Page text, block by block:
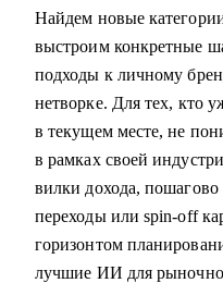
Найдем новые
выстроим конкретные
подходы к личному
нетворке. Для тех, кто
в текущем месте, не
в рамках своей
вилки дохода,
переходы или spin-off
горизонтом
лучшие ИИ для